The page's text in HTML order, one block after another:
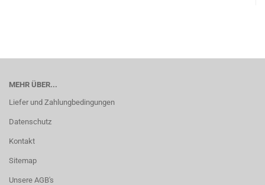
MEHR ÜBER...
Liefer und Zahlungbedingungen
Datenschutz
Kontakt
Sitemap
Unsere AGB's